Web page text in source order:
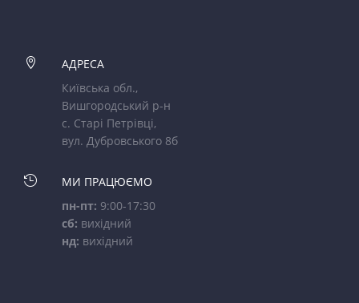

АДРЕСА
Київська обл.,
Вишгородський р-н
с. Старі Петрівці,
вул. Дубровського 8б

МИ ПРАЦЮЄМО
пн-пт: 9:00-17:30
сб: вихідний
нд: вихідний